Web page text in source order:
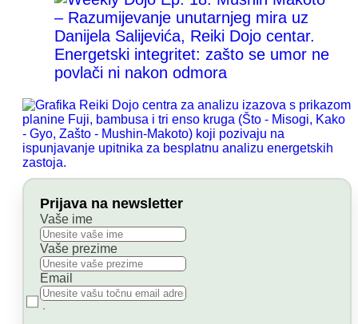
Energetski integritet: zašto se umor ne
povlači ni nakon odmora
Prijava na newsletter
Vaše ime
Vaše prezime
Email